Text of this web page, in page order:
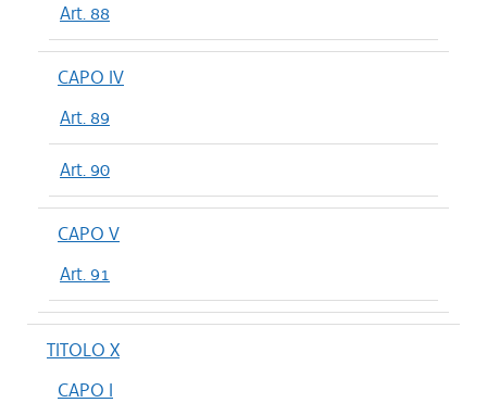
Art. 88
CAPO IV
Art. 89
Art. 90
CAPO V
Art. 91
TITOLO X
CAPO I